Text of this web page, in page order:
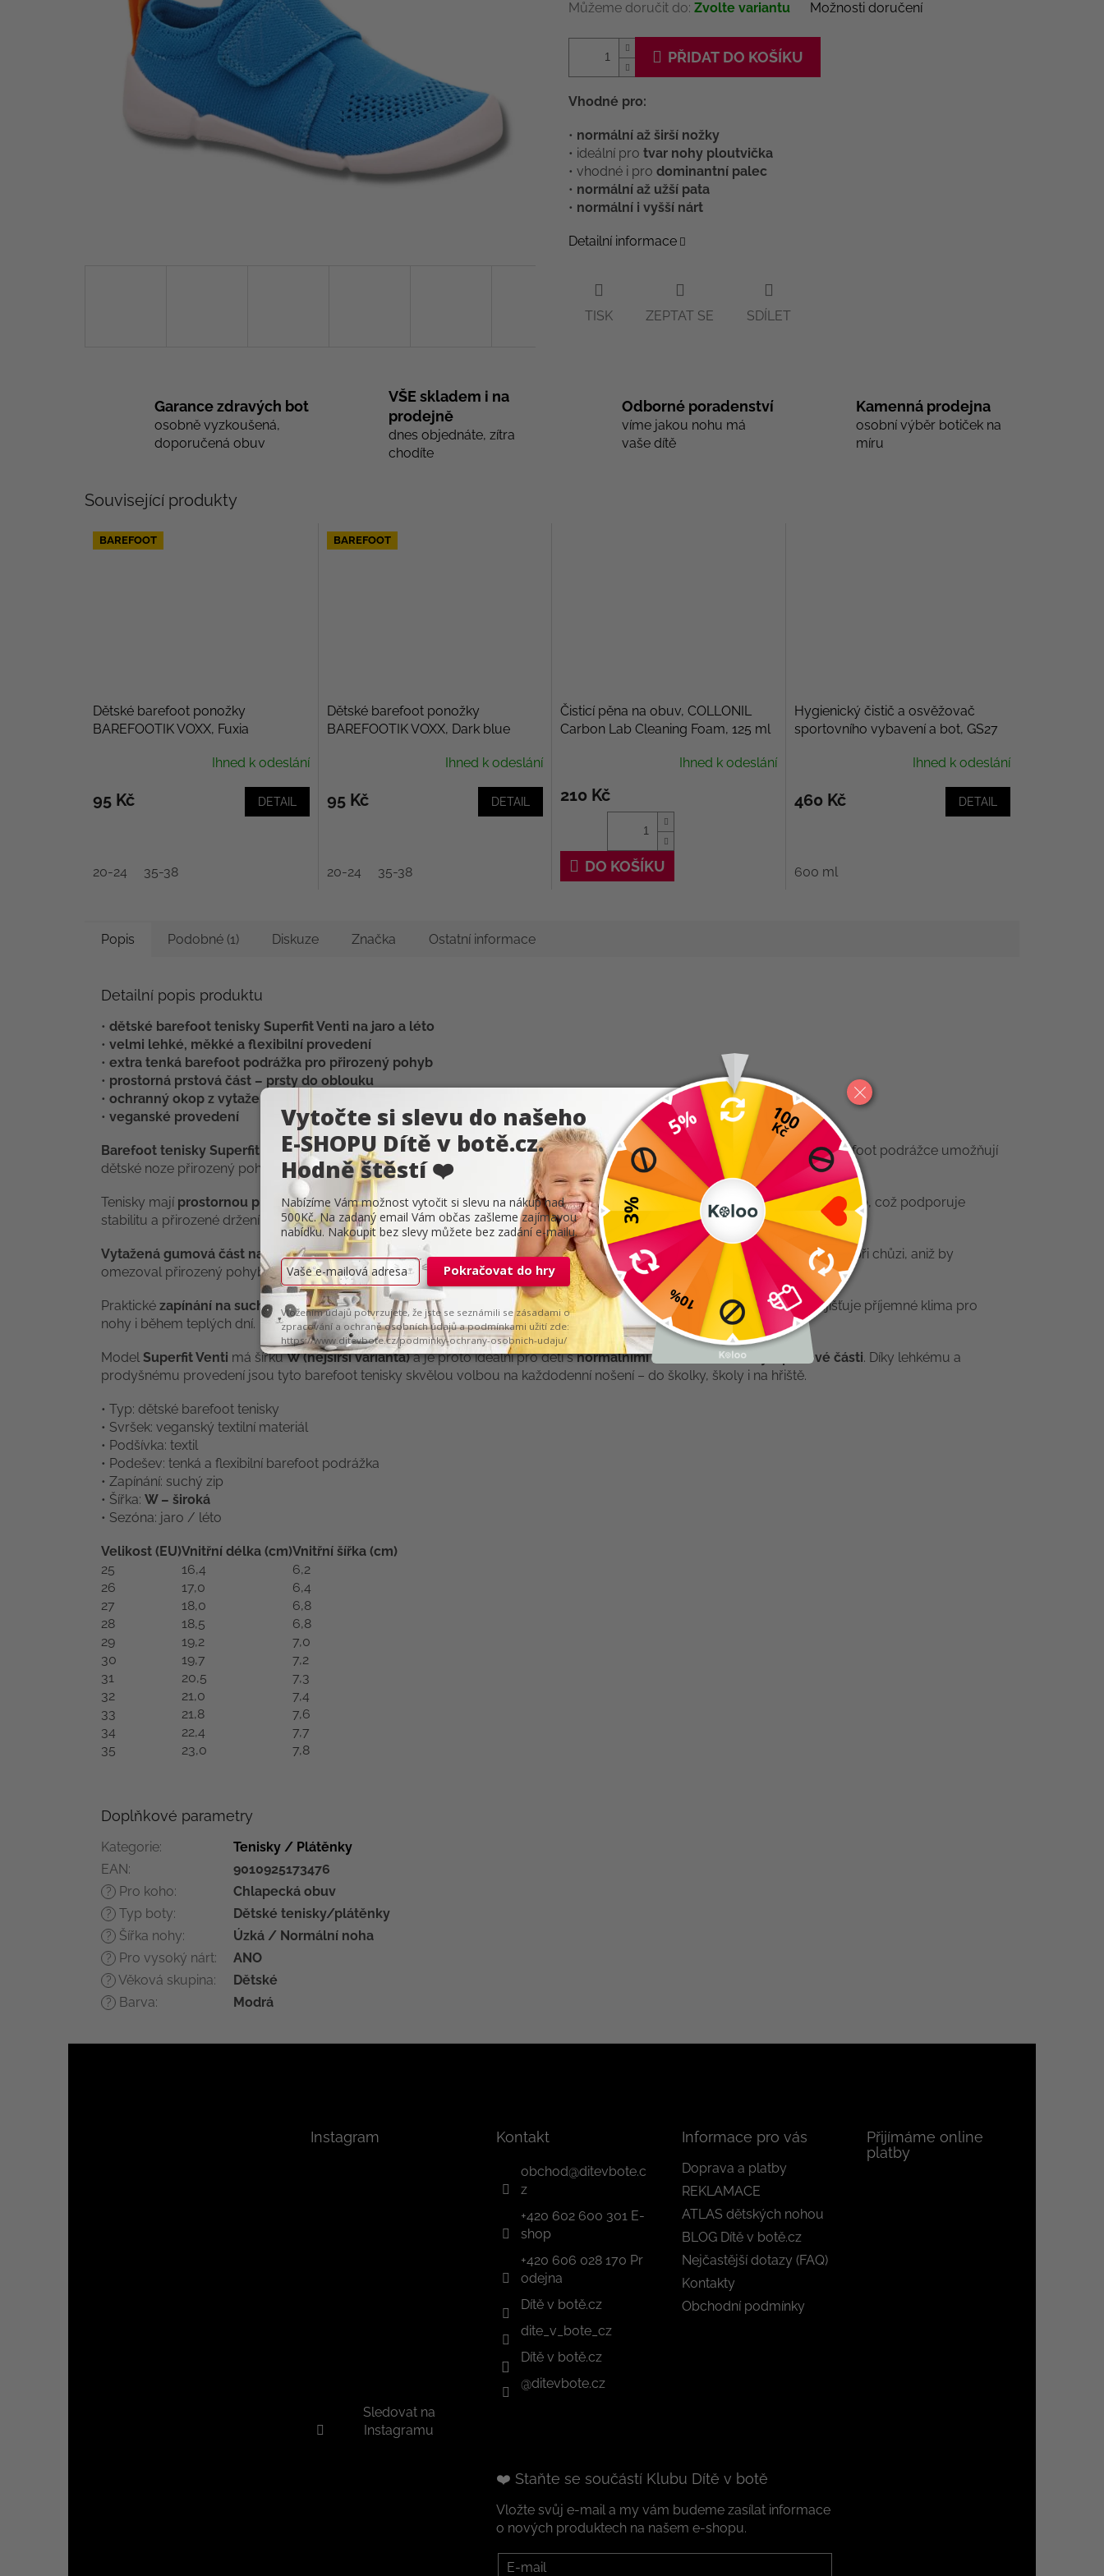
Můžeme doručit do: Zvolte variantu Možnosti doručení
PŘIDAT DO KOŠÍKU
Vhodné pro:
• normální až širší nožky
• ideální pro tvar nohy ploutvička
• vhodné i pro dominantní palec
• normální až užší pata
• normální i vyšší nárt
Detailní informace
TISK ZEPTAT SE SDÍLET
Garance zdravých bot
osobně vyzkoušená,
doporučená obuv
VŠE skladem i na
prodejně
dnes objednáte, zítra
chodíte
Odborné poradenství
víme jakou nohu má
vaše dítě
Kamenná prodejna
osobní výběr botiček na
míru
Související produkty
BAREFOOT
Dětské barefoot ponožky
BAREFOOTIK VOXX, Fuxia
Ihned k odeslání
95 Kč DETAIL
20-24 35-38
BAREFOOT
Dětské barefoot ponožky
BAREFOOTIK VOXX, Dark blue
Ihned k odeslání
95 Kč DETAIL
20-24 35-38
Čisticí pěna na obuv, COLLONIL
Carbon Lab Cleaning Foam, 125 ml
Ihned k odeslání
210 Kč
DO KOŠÍKU
Hygienický čistič a osvěžovač
sportovního vybavení a bot, GS27
Ihned k odeslání
460 Kč DETAIL
600 ml
Popis Podobné (1) Diskuze Značka Ostatní informace
Detailní popis produktu
• dětské barefoot tenisky Superfit Venti na jaro a léto
• velmi lehké, měkké a flexibilní provedení
• extra tenká barefoot podrážka pro přirozený pohyb
• prostorná prstová část – prsty do oblouku
• ochranný okop z vytažené gumy na špičce
• veganské provedení
Barefoot tenisky Superfit Ventijsou lehké a pohodlné boty ideální najaro a léto. Díky velmi flexibilní konstrukci a tenké barefoot podrážce umožňují
dětské noze přirozený pohyb a poskytují maximální komfort při chůzi i běhu.
Tenisky mají prostornou prstovou část, která respektuje přirozený tvar dětské nohy. Prsty mají dostatek místa pro volný pohyb, což podporuje
stabilitu a přirozené držení těla. Model je vhodný i pro děti sdominantním palcemnebo typem nohyploutvička.
Vytažená gumová část na špičcechrání botu proti okopání při dětských hrách. Lehce zpevněný opatek
poskytuje stabilitu při chůzi, aniž by
omezoval přirozený pohyb chodidla.
Praktické zapínání na suchý zipumožňuje snadné obouvání a dobré přizpůsobení boty noze. Měkká textilní podšívka zajišťuje příjemné klima pro
nohy i během teplých dní.
Model Superfit Venti má šířkuW (nejširší varianta)a je proto ideální pro děti snormálními až širšími chodidly v prstové části. Díky lehkému a
prodyšnému provedení jsou tyto barefoot tenisky skvělou volbou na každodenní nošení – do školky, školy i na hřiště.
• Typ: dětské barefoot tenisky
• Svršek: veganský textilní materiál
• Podšívka: textil
• Podešev: tenká a flexibilní barefoot podrážka
• Zapínání: suchý zip
• Šířka: W – široká
• Sezóna: jaro / léto
Velikost (EU)Vnitřní délka (cm)Vnitřní šířka (cm)
25
16,4
6,2
26
17,0
6,4
27
18,0
6,8
28
18,5
6,8
29
19,2
7,0
30
19,7
7,2
31
20,5
7,3
32
21,0
7,4
33
21,8
7,6
34
22,4
7,7
35
23,0 7,8
Doplňkové parametry
Kategorie:
Tenisky / Plátěnky
EAN: 9010925173476
? Pro koho: Chlapecká obuv
? Typ boty: Dětské tenisky/plátěnky
? Šířka nohy: Úzká / Normální noha
? Pro vysoký nárt: ANO
? Věková skupina: Dětské
? Barva: Modrá
Instagram
Sledovat na
Instagramu
Kontakt
obchod@ditevbote.c
z
+420 602 600 301 E-
shop
+420 606 028 170 Pr
odejna
Dítě v botě.cz
dite_v_bote_cz
Dítě v botě.cz
@ditevbote.cz
Informace pro vás
Doprava a platby
REKLAMACE
ATLAS dětských nohou
BLOG Dítě v botě.cz
Nejčastější dotazy (FAQ)
Kontakty
Obchodní podmínky
Přijímáme online
platby
❤️ Staňte se součástí Klubu Dítě v botě
Vložte svůj e-mail a my vám budeme zasílat informace
o nových produktech na našem e-shopu.
E-mail